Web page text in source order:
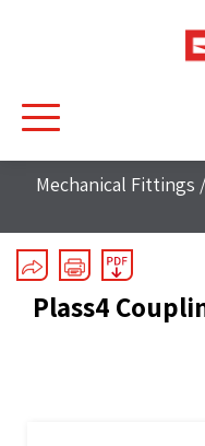
Mechanical Fittings /
Plass4